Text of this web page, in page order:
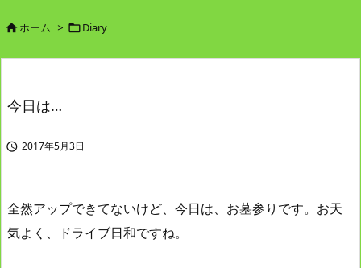
ホーム > Diary
今日は…
 2017年5月3日
全然アップできてないけど、今日は、お墓参りです。お天
気よく、ドライブ日和ですね。